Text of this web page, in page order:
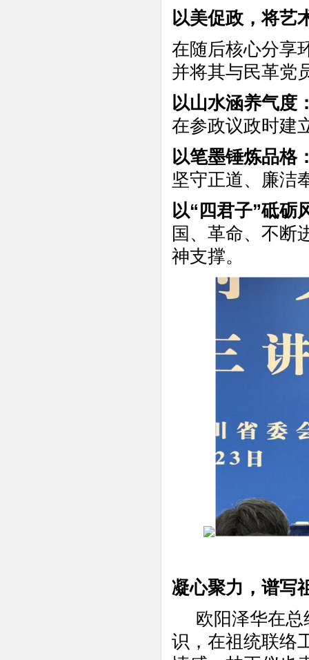
以美促政，将艺
在随后核心分享
并将其与民革党
以山水涵养气度
在参政议政时建
以笔墨锤炼品格
坚守正道、廉洁
以“四君子”砥砺
国、革命、不断
神支撑。
凝心聚力，谱写
欧阳泽华在
识，在祖统联络